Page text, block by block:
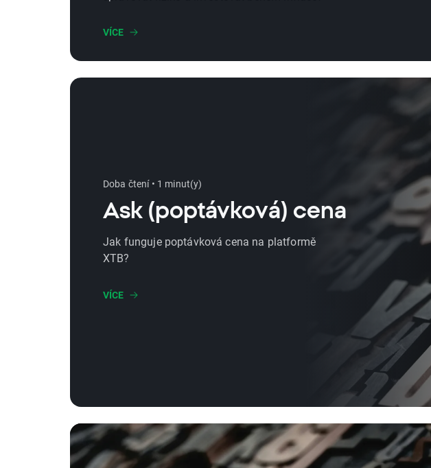
VÍCE
Doba čtení • 1 minut(y)
Ask (poptávková) cena
Jak funguje poptávková cena na platformě
XTB?
VÍCE